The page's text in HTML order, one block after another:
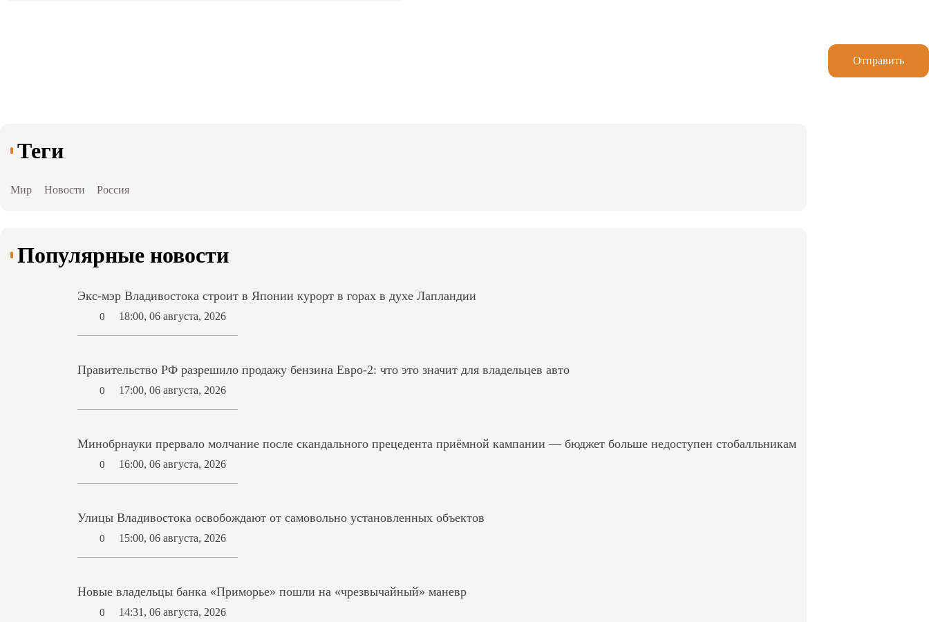
Отправить
Теги
Мир Новости Россия
Популярные новости
Экс-мэр Владивостока строит в Японии курорт в горах в духе Лапландии
0 18:00, 06 августа, 2026
Правительство РФ разрешило продажу бензина Евро-2: что это значит для владельцев авто
0 17:00, 06 августа, 2026
Минобрнауки прервало молчание после скандального прецедента приёмной кампании — бюджет больше недоступен стобалльникам
0 16:00, 06 августа, 2026
Улицы Владивостока освобождают от самовольно установленных объектов
0 15:00, 06 августа, 2026
Новые владельцы банка «Приморье» пошли на «чрезвычайный» маневр
0 14:31, 06 августа, 2026